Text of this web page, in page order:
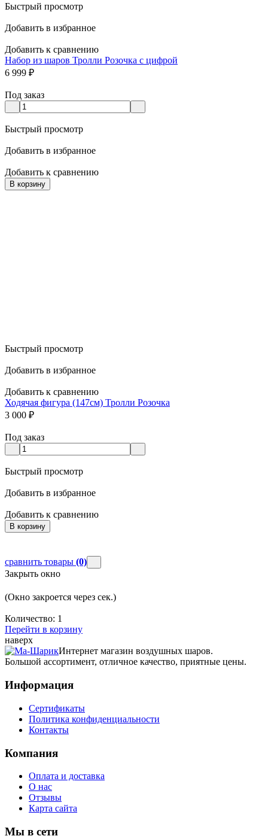
Быстрый просмотр
Добавить в избранное
Добавить к сравнению
Набор из шаров Тролли Розочка с цифрой
6 999 ₽
Под заказ
Быстрый просмотр
Добавить в избранное
Добавить к сравнению
В корзину
Быстрый просмотр
Добавить в избранное
Добавить к сравнению
Ходячая фигура (147см) Тролли Розочка
3 000 ₽
Под заказ
Быстрый просмотр
Добавить в избранное
Добавить к сравнению
В корзину
сравнить товары (0)
Закрыть окно
(Окно закроется через сек.)
Количество: 1
Перейти в корзину
наверх
Интернет магазин воздушных шаров.
Большой ассортимент, отличное качество, приятные цены.
Информация
Сертификаты
Политика конфиденциальности
Контакты
Компания
Оплата и доставка
О нас
Отзывы
Карта сайта
Мы в сети